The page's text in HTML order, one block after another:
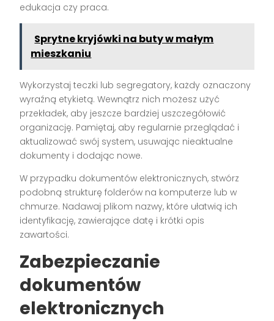
edukacja czy praca.
Sprytne kryjówki na buty w małym
mieszkaniu
Wykorzystaj teczki lub segregatory, każdy oznaczony
wyraźną etykietą. Wewnątrz nich możesz użyć
przekładek, aby jeszcze bardziej uszczegółowić
organizację. Pamiętaj, aby regularnie przeglądać i
aktualizować swój system, usuwając nieaktualne
dokumenty i dodając nowe.
W przypadku dokumentów elektronicznych, stwórz
podobną strukturę folderów na komputerze lub w
chmurze. Nadawaj plikom nazwy, które ułatwią ich
identyfikację, zawierające datę i krótki opis
zawartości.
Zabezpieczanie
dokumentów
elektronicznych